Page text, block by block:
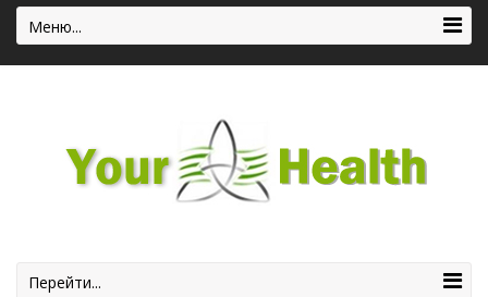
Меню...
Перейти...